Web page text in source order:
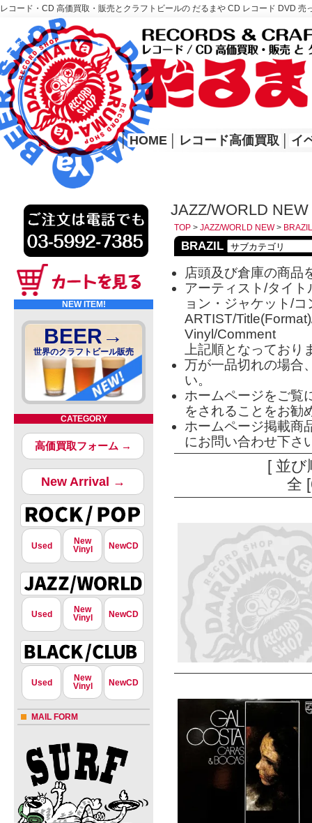
レコード・CD 高価買取・販売とクラフトビールの だるまや CD レコード DVD
レコード高価買取はこちら
HOME
│ HOME レコード高価買取 イ
NEW ITEM!
BEER→
世界のクラフトビール販売
CATEGORY
高価買取フォーム →
New Arrival →
Used
New
Vinyl
NewCD
Used
New
Vinyl
NewCD
Used
New
Vinyl
NewCD
MAIL FORM
JAZZ/WORLD
TOP > JAZZ/WORLD NEW> BRAZIL
BRAZIL
店頭及び倉庫の商品
アーティスト/タイ
ョン・ジャケット/
ARTIST/
Vinyl/Comment
上記順となっており
万が一品切れの場合
い。
ホームページをご覧
をされることをお勧
ホームページ掲載商
にお問い合わせ下さ
[ 並
全